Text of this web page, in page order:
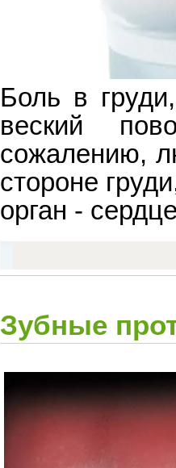
Боль в
веский
сожалению,
стороне
орган -
Зубные